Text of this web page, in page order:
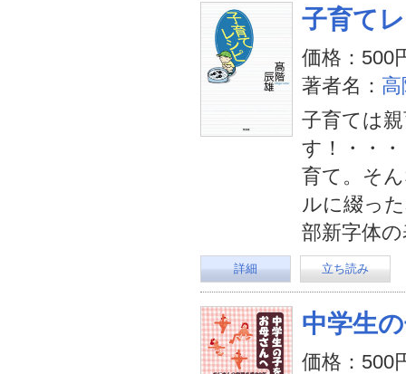
子育て
価格：500
著者名：
子育ては
す！・・
育て。そ
ルに綴っ
部新字体
詳細 立ち読み
中学生
価格：500